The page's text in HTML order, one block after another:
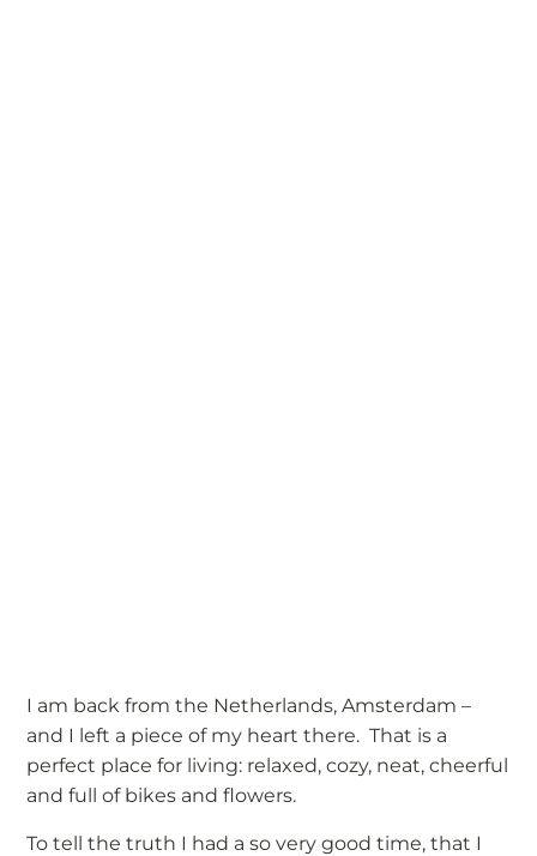
I am back from the Netherlands, Amsterdam –
and I left a piece of my heart there. That is a
perfect place for living: relaxed, cozy, neat, cheerful
and full of bikes and flowers.
To tell the truth I had a so very good time, that I